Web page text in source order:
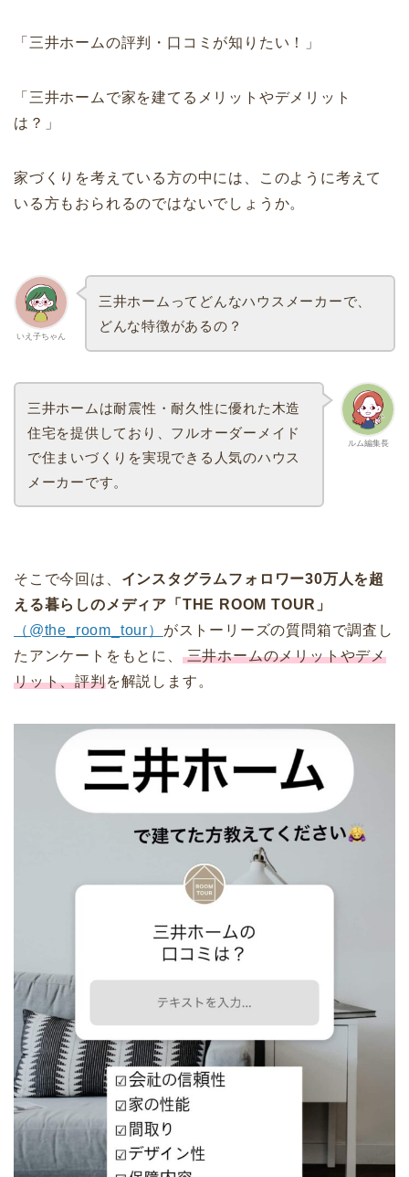
「三井ホームの評判・口コミが知りたい！」
「三井ホームで家を建てるメリットやデメリット
は？」
家づくりを考えている方の中には、このように考えて
いる方もおられるのではないでしょうか。
いえ子ちゃん
三井ホームってどんなハウスメーカーで、
どんな特徴があるの？
ルム編集長
三井ホームは耐震性・耐久性に優れた木造
住宅を提供しており、フルオーダーメイド
で住まいづくりを実現できる人気のハウス
メーカーです。
そこで今回は、 インスタグラムフォロワー30万人を超
える暮らしのメディア「THE ROOM TOUR」
（@the_room_tour） がストーリーズの質問箱で調査し
たアンケートをもとに、 三井ホームのメリットやデメ
リット、評判を解説します。